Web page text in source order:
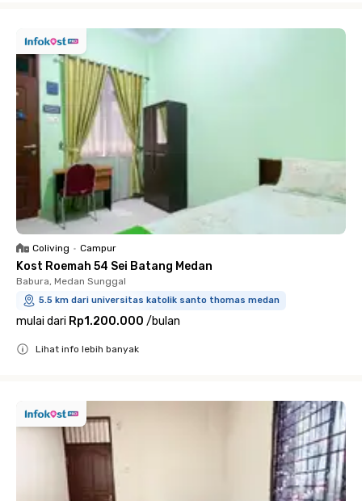
Coliving • Campur
Kost Roemah 54 Sei Batang Medan
Babura, Medan Sunggal
5.5 km dari universitas katolik santo thomas medan
mulai dari Rp1.200.000 /bulan
Lihat info lebih banyak